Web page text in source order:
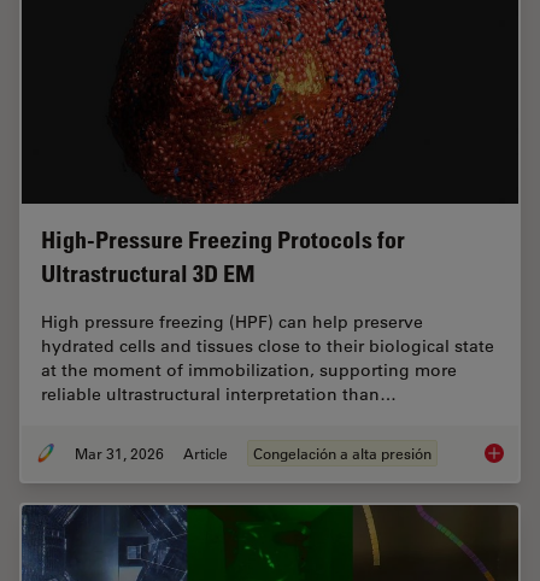
High-Pressure Freezing Protocols for
Ultrastructural 3D EM
High pressure freezing (HPF) can help preserve
hydrated cells and tissues close to their biological state
at the moment of immobilization, supporting more
reliable ultrastructural interpretation than…
Mar 31, 2026 Article Congelación a alta presión High-